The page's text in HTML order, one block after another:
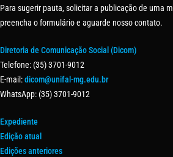
Para sugerir pauta, solicitar a publicação de uma
preencha o formulário e aguarde nosso contato.
Diretoria de Comunicação Social (Dicom)
Telefone: (35) 3701-9012
E-mail:dicom@unifal-mg.edu.br
WhatsApp: (35) 3701-9012
Expediente
Edição atual
Edições anteriores